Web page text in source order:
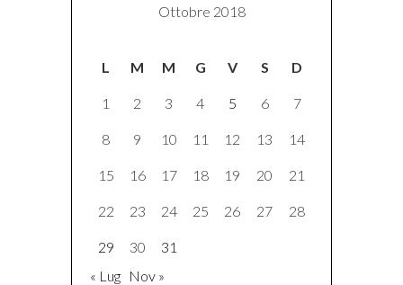
Ottobre 2018
L M M G V S D
1 2 3 4 5 6 7
8 9 10 11 12 13 14
15 16 17 18 19 20 21
22 23 24 25 26 27 28
29 30
31
« Lug Nov »